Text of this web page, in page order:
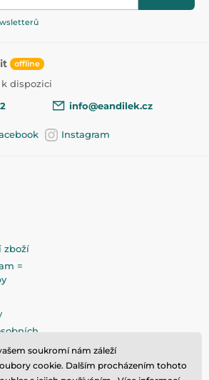
offline
dispozici
info@eandilek.cz
Instagram
zboží
=
soukromí nám záleží
cookie. Dalším procházením tohoto